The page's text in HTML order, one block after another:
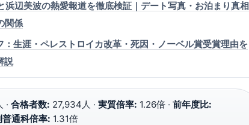
浜辺美波の熱愛報道を徹底検証｜デート写真・お泊まり真相
関係
：生涯・ペレストロイカ改革・死因・ノーベル賞受賞理由を
説
· 合格者数: 27,934人 · 実質倍率: 1.26倍 · 前年度比:
普通科倍率: 1.31倍